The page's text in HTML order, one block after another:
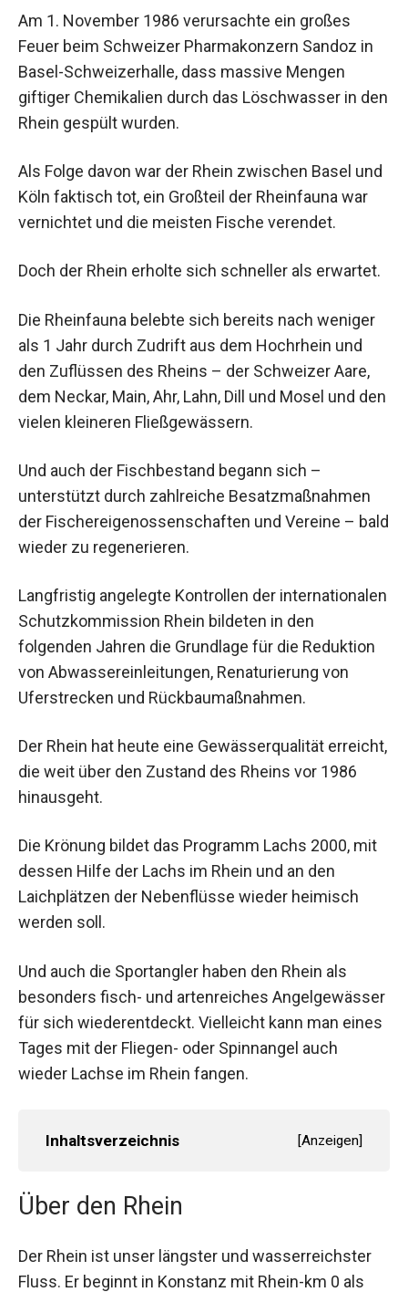
Am 1. November 1986 verursachte ein großes
Feuer beim Schweizer Pharmakonzern Sandoz in
Basel-Schweizerhalle, dass massive Mengen
giftiger Chemikalien durch das Löschwasser in den
Rhein gespült wurden.
Als Folge davon war der Rhein zwischen Basel und
Köln faktisch tot, ein Großteil der Rheinfauna war
vernichtet und die meisten Fische verendet.
Doch der Rhein erholte sich schneller als erwartet.
Die Rheinfauna belebte sich bereits nach weniger
als 1 Jahr durch Zudrift aus dem Hochrhein und
den Zuflüssen des Rheins – der Schweizer Aare,
dem Neckar, Main, Ahr, Lahn, Dill und Mosel und den
vielen kleineren Fließgewässern.
Und auch der Fischbestand begann sich –
unterstützt durch zahlreiche Besatzmaßnahmen
der Fischereigenossenschaften und Vereine – bald
wieder zu regenerieren.
Langfristig angelegte Kontrollen der internationalen
Schutzkommission Rhein bildeten in den
folgenden Jahren die Grundlage für die Reduktion
von Abwassereinleitungen, Renaturierung von
Uferstrecken und Rückbaumaßnahmen.
Der Rhein hat heute eine Gewässerqualität erreicht,
die weit über den Zustand des Rheins vor 1986
hinausgeht.
Die Krönung bildet das Programm Lachs 2000, mit
dessen Hilfe der Lachs im Rhein und an den
Laichplätzen der Nebenflüsse wieder heimisch
werden soll.
Und auch die Sportangler haben den Rhein als
besonders fisch- und artenreiches Angelgewässer
für sich wiederentdeckt. Vielleicht kann man eines
Tages mit der Fliegen- oder Spinnangel auch
wieder Lachse im Rhein fangen.
Inhaltsverzeichnis [Anzeigen]
Über den Rhein
Der Rhein ist unser längster und wasserreichster
Fluss. Er beginnt in Konstanz mit Rhein-km 0 als